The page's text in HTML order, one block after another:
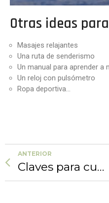
Otras ideas
Masajes relajantes
Una ruta de senderismo
Un manual para aprender a
Un reloj con pulsómetro
Ropa deportiva…
ANTERIOR
Claves para cumplir los propósitos en 2021